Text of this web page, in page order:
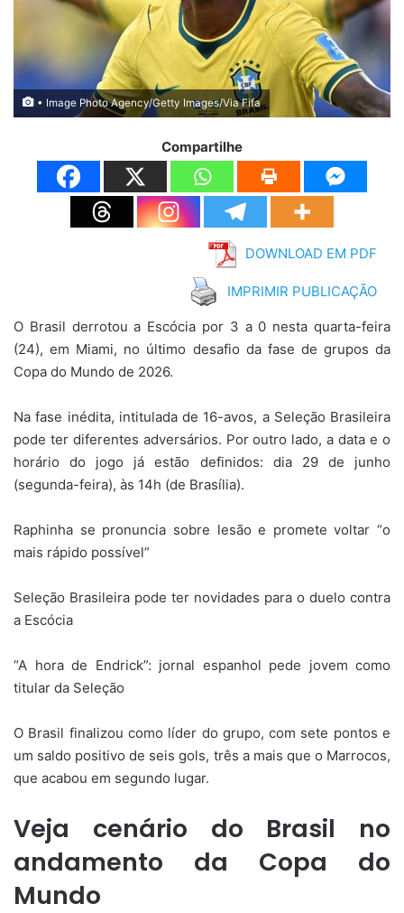
• Image Photo Agency/Getty Images/Via Fifa
Compartilhe
DOWNLOAD EM PDF
IMPRIMIR PUBLICAÇÃO
O Brasil derrotou a Escócia por 3 a 0 nesta quarta-feira
(24), em Miami, no último desafio da fase de grupos da
Copa do Mundo de 2026.
Na fase inédita, intitulada de 16-avos, a Seleção Brasileira
pode ter diferentes adversários. Por outro lado, a data e o
horário do jogo já estão definidos: dia 29 de junho
(segunda-feira), às 14h (de Brasília).
Raphinha se pronuncia sobre lesão e promete voltar “o
mais rápido possível”
Seleção Brasileira pode ter novidades para o duelo contra
a Escócia
“A hora de Endrick”: jornal espanhol pede jovem como
titular da Seleção
O Brasil finalizou como líder do grupo, com sete pontos e
um saldo positivo de seis gols, três a mais que o Marrocos,
que acabou em segundo lugar.
Veja cenário do Brasil no
andamento da Copa do
Mundo